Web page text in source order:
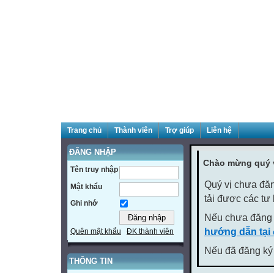
Trang chủ Thành viên Trợ giúp Liên hệ
ĐĂNG NHẬP
Tên truy nhập
Mật khẩu
Ghi nhớ
Quên mật khẩu ĐK thành viên
THÔNG TIN
Chào mừng
Quý vị chưa
tải được các tư
Nếu chưa
hướng dẫn tại
Nếu đã đăng